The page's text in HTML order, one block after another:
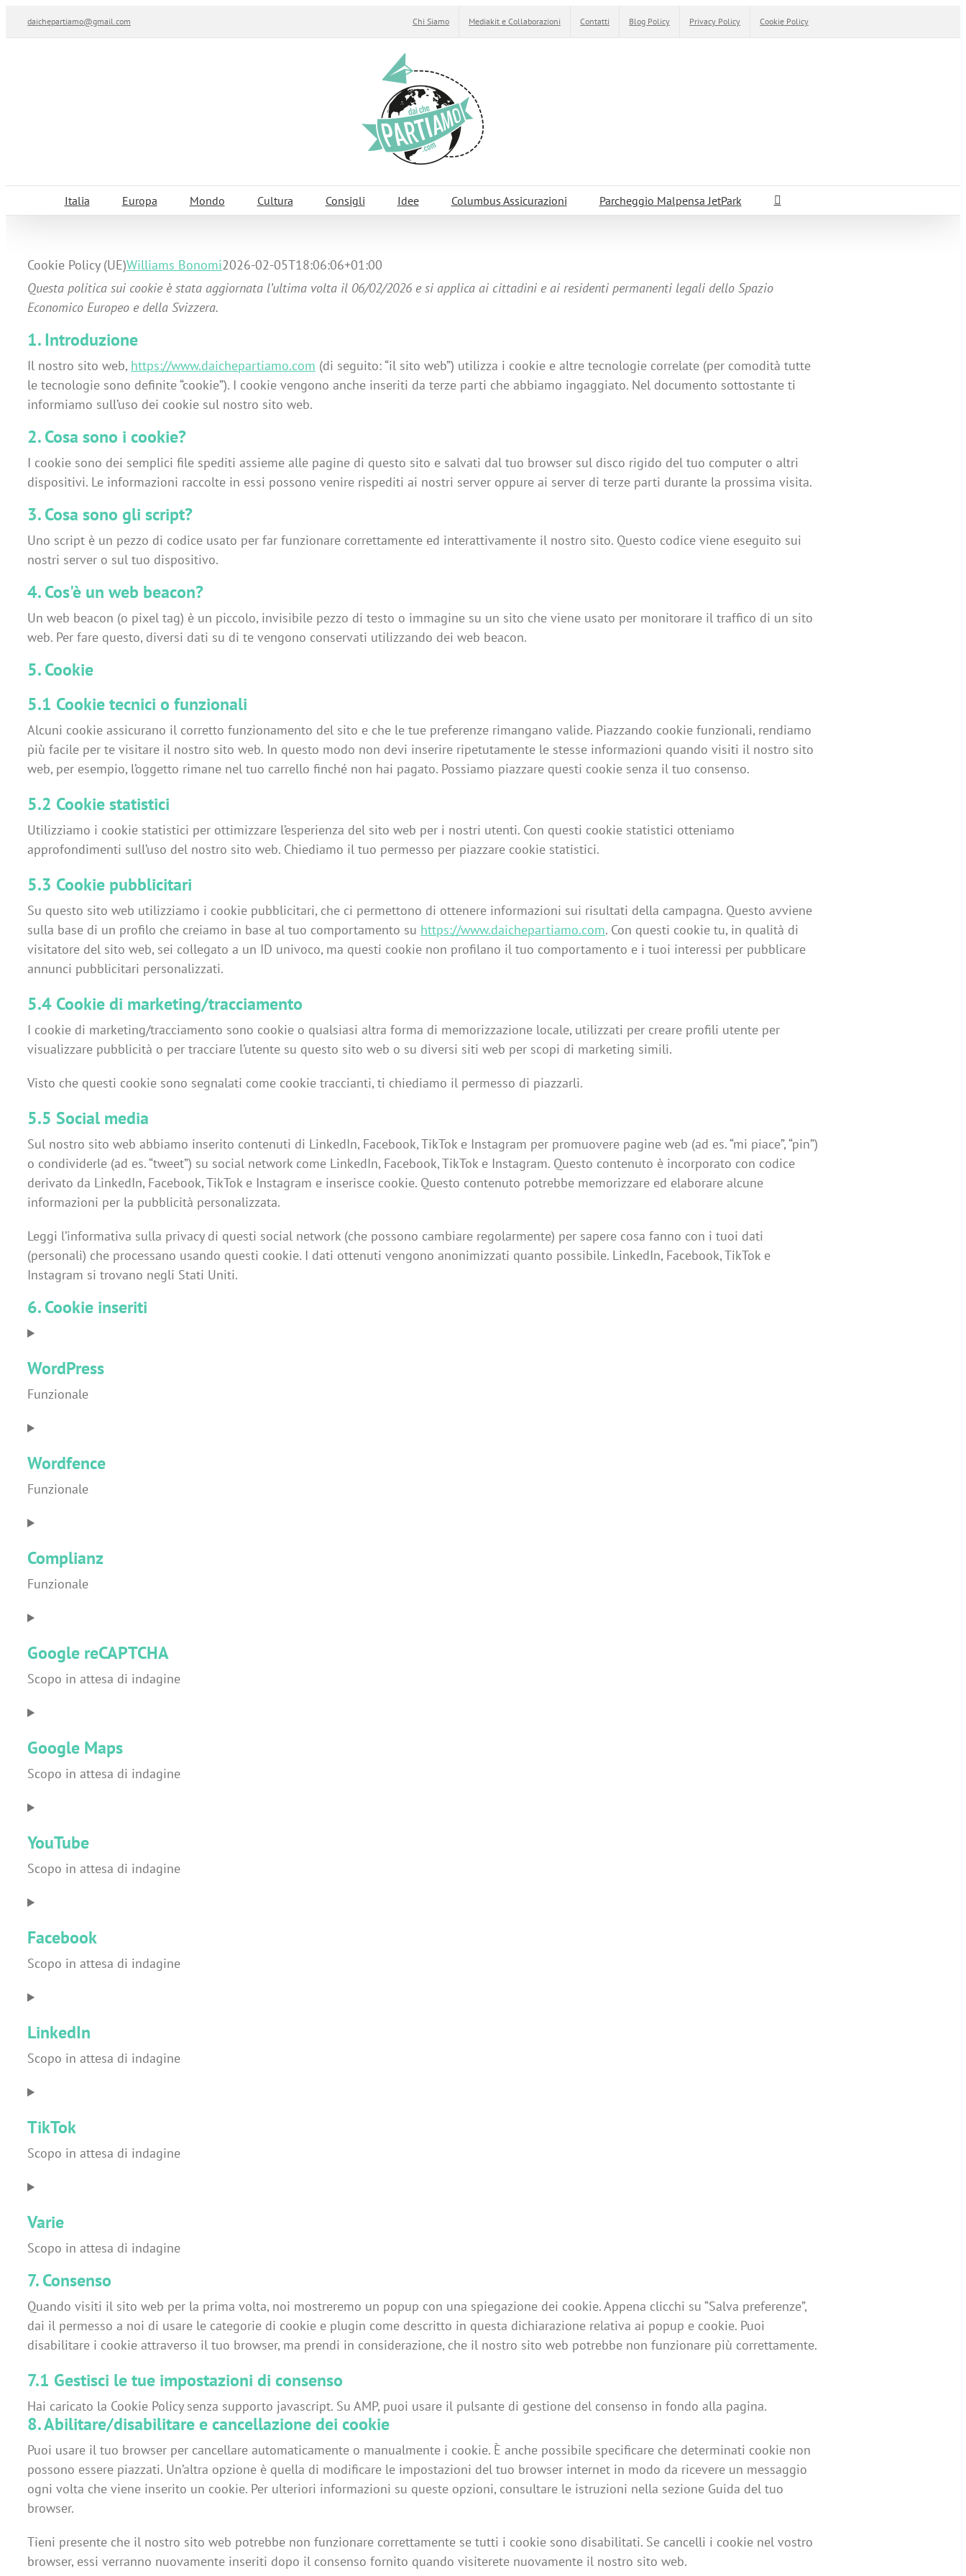
Salta
al
daichepartiamo@gmail.com Chi Siamo Mediakit e Collaborazioni Contatti Blog Policy Privacy Policy Cookie Policy
Italia Europa Mondo Cultura Consigli Idee Columbus Assicurazioni Parcheggio Malpensa JetPark
Cookie Policy (UE)Williams Bonomi2026-02-05T18:06:06+01:00
Questa politica sui cookie è stata aggiornata l’ultima volta il 06/02/2026 e si applica ai cittadini e ai residenti permanenti legali dello Spazio
Economico Europeo e della Svizzera.
1. Introduzione
Il nostro sito web, https://www.daichepartiamo.com (di seguito: “il sito web”) utilizza i cookie e altre tecnologie correlate (per comodità tutte
le tecnologie sono definite “cookie”). I cookie vengono anche inseriti da terze parti che abbiamo ingaggiato. Nel documento sottostante ti
informiamo sull’uso dei cookie sul nostro sito web.
2. Cosa sono i cookie?
I cookie sono dei semplici file spediti assieme alle pagine di questo sito e salvati dal tuo browser sul disco rigido del tuo computer o altri
dispositivi. Le informazioni raccolte in essi possono venire rispediti ai nostri server oppure ai server di terze parti durante la prossima visita.
3. Cosa sono gli script?
Uno script è un pezzo di codice usato per far funzionare correttamente ed interattivamente il nostro sito. Questo codice viene eseguito sui
nostri server o sul tuo dispositivo.
4. Cos'è un web beacon?
Un web beacon (o pixel tag) è un piccolo, invisibile pezzo di testo o immagine su un sito che viene usato per monitorare il traffico di un sito
web. Per fare questo, diversi dati su di te vengono conservati utilizzando dei web beacon.
5. Cookie
5.1 Cookie tecnici o funzionali
Alcuni cookie assicurano il corretto funzionamento del sito e che le tue preferenze rimangano valide. Piazzando cookie funzionali, rendiamo
più facile per te visitare il nostro sito web. In questo modo non devi inserire ripetutamente le stesse informazioni quando visiti il nostro sito
web, per esempio, l’oggetto rimane nel tuo carrello finché non hai pagato. Possiamo piazzare questi cookie senza il tuo consenso.
5.2 Cookie statistici
Utilizziamo i cookie statistici per ottimizzare l’esperienza del sito web per i nostri utenti. Con questi cookie statistici otteniamo
approfondimenti sull’uso del nostro sito web. Chiediamo il tuo permesso per piazzare cookie statistici.
5.3 Cookie pubblicitari
Su questo sito web utilizziamo i cookie pubblicitari, che ci permettono di ottenere informazioni sui risultati della campagna. Questo avviene
sulla base di un profilo che creiamo in base al tuo comportamento su https://www.daichepartiamo.com. Con questi cookie tu, in qualità di
visitatore del sito web, sei collegato a un ID univoco, ma questi cookie non profilano il tuo comportamento e i tuoi interessi per pubblicare
annunci pubblicitari personalizzati.
5.4 Cookie di marketing/tracciamento
I cookie di marketing/tracciamento sono cookie o qualsiasi altra forma di memorizzazione locale, utilizzati per creare profili utente per
visualizzare pubblicità o per tracciare l’utente su questo sito web o su diversi siti web per scopi di marketing simili.
Visto che questi cookie sono segnalati come cookie traccianti, ti chiediamo il permesso di piazzarli.
5.5 Social media
Sul nostro sito web abbiamo inserito contenuti di LinkedIn, Facebook, TikTok e Instagram per promuovere pagine web (ad es. “mi piace”, “pin”)
o condividerle (ad es. “tweet”) su social network come LinkedIn, Facebook, TikTok e Instagram. Questo contenuto è incorporato con codice
derivato da LinkedIn, Facebook, TikTok e Instagram e inserisce cookie. Questo contenuto potrebbe memorizzare ed elaborare alcune
informazioni per la pubblicità personalizzata.
Leggi l’informativa sulla privacy di questi social network (che possono cambiare regolarmente) per sapere cosa fanno con i tuoi dati
(personali) che processano usando questi cookie. I dati ottenuti vengono anonimizzati quanto possibile. LinkedIn, Facebook, TikTok e
Instagram si trovano negli Stati Uniti.
6. Cookie inseriti
WordPress
Funzionale
Consent
service
wordpress
Wordfence
Funzionale
Consent
service
wordfence
Complianz
Funzionale
Consent
service
complianz
Google reCAPTCHA
Scopo in attesa di indagine
Consent
service
google-
Google Maps
Scopo in attesa di indagine
Consent
service
google-
YouTube
Scopo in attesa di indagine
Consent
service
youtube
Facebook
Scopo in attesa di indagine
Consent
service
facebook
LinkedIn
Scopo in attesa di indagine
Consent
service
linkedin
TikTok
Scopo in attesa di indagine
Consent
service
tiktok
Varie
Scopo in attesa di indagine
Consent
to
service
varie
7. Consenso
Quando visiti il sito web per la prima volta, noi mostreremo un popup con una spiegazione dei cookie. Appena clicchi su “Salva preferenze”,
dai il permesso a noi di usare le categorie di cookie e plugin come descritto in questa dichiarazione relativa ai popup e cookie. Puoi
disabilitare i cookie attraverso il tuo browser, ma prendi in considerazione, che il nostro sito web potrebbe non funzionare più correttamente.
7.1 Gestisci le tue impostazioni di consenso
Hai caricato la Cookie Policy senza supporto javascript. Su AMP, puoi usare il pulsante di gestione del consenso in fondo alla pagina.
8. Abilitare/disabilitare e cancellazione dei cookie
Puoi usare il tuo browser per cancellare automaticamente o manualmente i cookie. È anche possibile specificare che determinati cookie non
possono essere piazzati. Un’altra opzione è quella di modificare le impostazioni del tuo browser internet in modo da ricevere un messaggio
ogni volta che viene inserito un cookie. Per ulteriori informazioni su queste opzioni, consultare le istruzioni nella sezione Guida del tuo
browser.
Tieni presente che il nostro sito web potrebbe non funzionare correttamente se tutti i cookie sono disabilitati. Se cancelli i cookie nel vostro
browser, essi verranno nuovamente inseriti dopo il consenso fornito quando visiterete nuovamente il nostro sito web.